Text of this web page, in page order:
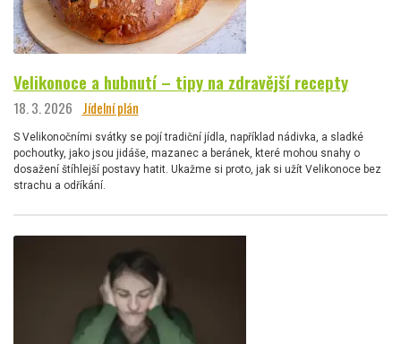
Velikonoce a hubnutí – tipy na zdravější recepty
18. 3. 2026 Jídelní plán
S Velikonočními svátky se pojí tradiční jídla, například nádivka, a sladké
pochoutky, jako jsou jidáše, mazanec a beránek, které mohou snahy o
dosažení štíhlejší postavy hatit. Ukažme si proto, jak si užít Velikonoce bez
strachu a odříkání.